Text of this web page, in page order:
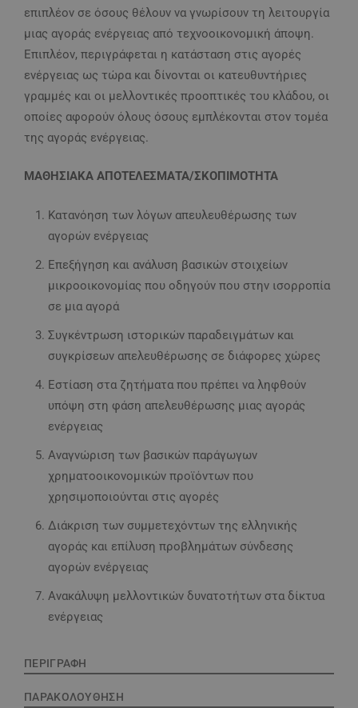
επιπλέον σε όσους θέλουν να γνωρίσουν τη λειτουργία
μιας αγοράς ενέργειας από τεχνοοικονομική άποψη.
Επιπλέον, περιγράφεται η κατάσταση στις αγορές
ενέργειας ως τώρα και δίνονται οι κατευθυντήριες
γραμμές και οι μελλοντικές προοπτικές του κλάδου, οι
οποίες αφορούν όλους όσους εμπλέκονται στον τομέα
της αγοράς ενέργειας.
ΜΑΘΗΣΙΑΚΑ ΑΠΟΤΕΛΕΣΜΑΤΑ/ΣΚΟΠΙΜΟΤΗΤΑ
Κατανόηση των λόγων απευλευθέρωσης των
αγορών ενέργειας
Επεξήγηση και ανάλυση βασικών στοιχείων
μικροοικονομίας που οδηγούν που στην ισορροπία
σε μια αγορά
Συγκέντρωση ιστορικών παραδειγμάτων και
συγκρίσεων απελευθέρωσης σε διάφορες χώρες
Εστίαση στα ζητήματα που πρέπει να ληφθούν
υπόψη στη φάση απελευθέρωσης μιας αγοράς
ενέργειας
Αναγνώριση των βασικών παράγωγων
χρηματοοικονομικών προϊόντων που
χρησιμοποιούνται στις αγορές
Διάκριση των συμμετεχόντων της ελληνικής
αγοράς και επίλυση προβλημάτων σύνδεσης
αγορών ενέργειας
Ανακάλυψη μελλοντικών δυνατοτήτων στα δίκτυα
ενέργειας
ΠΕΡΙΓΡΑΦΗ
ΠΑΡΑΚΟΛΟΥΘΗΣΗ